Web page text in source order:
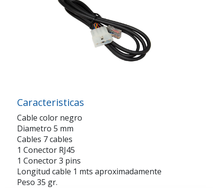
Caracteristicas
Cable color negro
Diametro 5 mm
Cables 7 cables
1 Conector RJ45
1 Conector 3 pins
Longitud cable 1 mts aproximadamente
Peso 35 gr.